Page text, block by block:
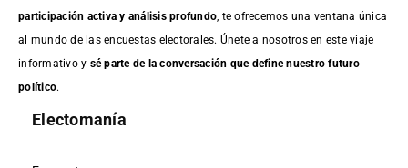
participación activa y análisis profundo , te ofrecemos una ventana única
al mundo de las encuestas electorales. Únete a nosotros en este viaje
informativo y sé parte de la conversación que define nuestro futuro
político.
Electomanía